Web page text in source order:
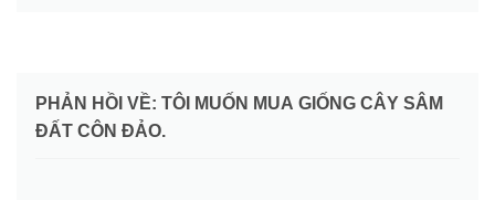
PHẢN HỒI VỀ: TÔI MUỐN MUA GIỐNG CÂY SÂM
ĐẤT CÔN ĐẢO.